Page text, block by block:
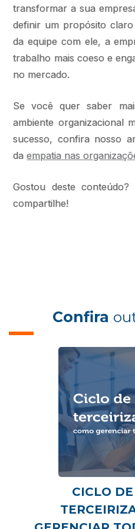
transformar a sua
definir um propósito
da equipe com ele, a
trabalho mais coeso e
no mercado.
Se você quer saber
ambiente organizacional
sucesso, confira nosso
daempatia nas
Gostou deste
compartilhe!
Confira
CICLO